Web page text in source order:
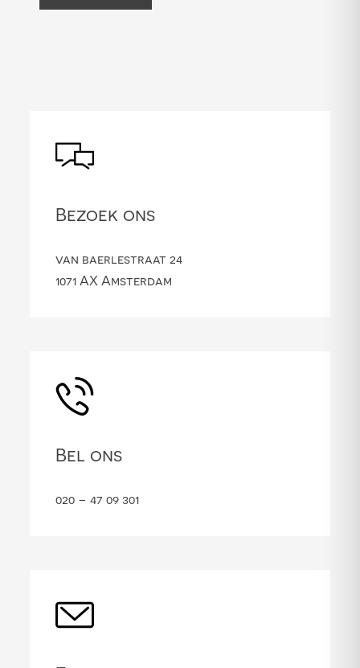
Bezoek ons
van baerlestraat 24
1071 AX Amsterdam
Bel ons
020 – 47 09 301